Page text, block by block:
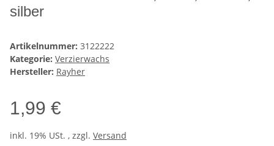
silber
Artikelnummer: 3122222
Kategorie: Verzierwachs
Hersteller: Rayher
1,99 €
inkl. 19% USt. , zzgl. Versand